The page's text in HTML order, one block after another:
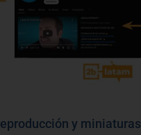
y miniaturas